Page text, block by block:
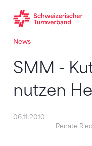
Zum Inhalt springen
Zur Sitemap navigieren
Zum Navigieren
News
SMM -
nutzen
06.11.2010
Renate Ried